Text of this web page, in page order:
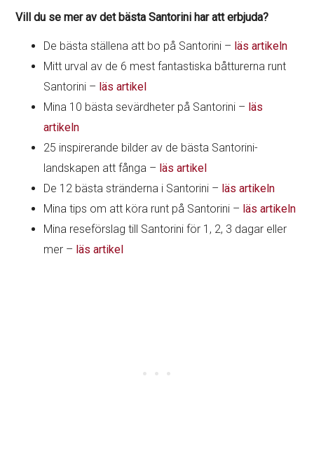
Vill du se mer av det bästa Santorini har att erbjuda?
De bästa ställena att bo på Santorini – läs artikeln
Mitt urval av de 6 mest fantastiska båtturerna runt
Santorini – läs artikel
Mina 10 bästa sevärdheter på Santorini – läs
artikeln
25 inspirerande bilder av de bästa Santorini-
landskapen att fånga – läs artikel
De 12 bästa stränderna i Santorini – läs artikeln
Mina tips om att köra runt på Santorini – läs artikeln
Mina reseförslag till Santorini för 1, 2, 3 dagar eller
mer – läs artikel